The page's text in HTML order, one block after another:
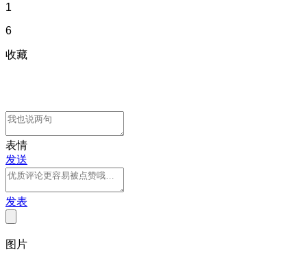
1
6
收藏
表情
发送
发表
图片